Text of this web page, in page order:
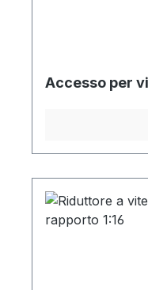
Accesso per